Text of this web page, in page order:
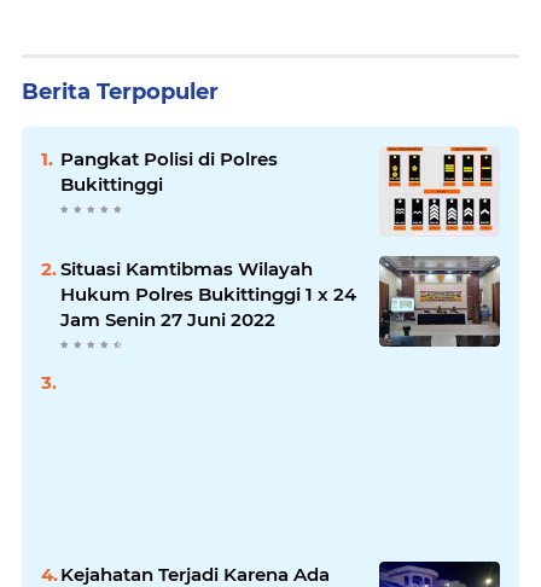
Berita Terpopuler
Pangkat Polisi di Polres
Bukittinggi
Situasi Kamtibmas Wilayah
Hukum Polres Bukittinggi 1 x 24
Jam Senin 27 Juni 2022
Kejahatan Terjadi Karena Ada